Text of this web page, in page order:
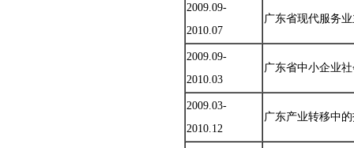
2009.09-
2010.07
广东省现代服务
2009.09-
2010.03
广东省中小企业
2009.03-
2010.12
广东产业转移中